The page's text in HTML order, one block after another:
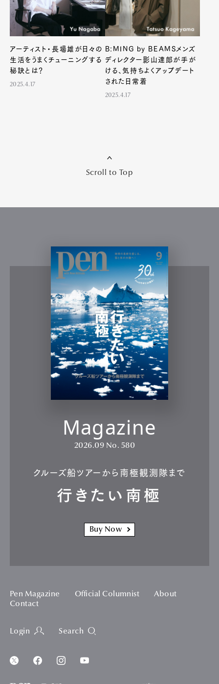
アーティスト・長場雄が日々の
生活をうまくチューニングする
秘訣とは？
2025.4.17
B:MING by BEAMSメンズ
ディレクター影山達郎が手が
ける、気持ちよくアップデート
された日常着
2025.4.17
Scroll to Top
Magazine
2026.09 No. 580
クルーズ船ツアーから南極観測隊まで
行きたい南極
Buy Now
Pen Magazine Official Columnist
About
Contact
Login Search